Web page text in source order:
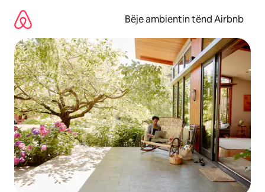
përmbajtja
Bëje ambientin tënd Airbnb